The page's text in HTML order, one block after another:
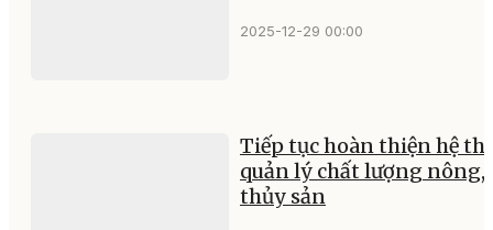
2025-12-29 00:00
Tiếp tục hoàn thiện hệ
quản lý chất lượng nông,
thủy sản